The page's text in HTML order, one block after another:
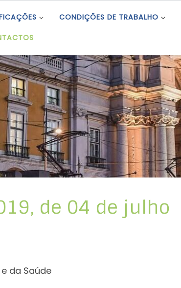
CONDIÇÕES DE TRABALHO
de 04 de julho
da Saúde